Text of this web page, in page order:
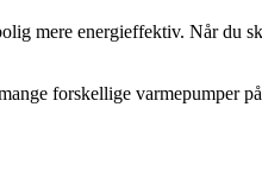
mere energieffektiv. Når du
forskellige varmepumper